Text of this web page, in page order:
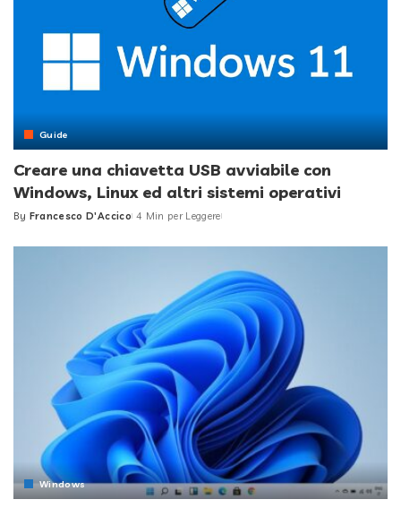
Guide
Creare una chiavetta USB avviabile con
Windows, Linux ed altri sistemi operativi
Posted
By Francesco D'Accico 4 Min per Leggere
Windows